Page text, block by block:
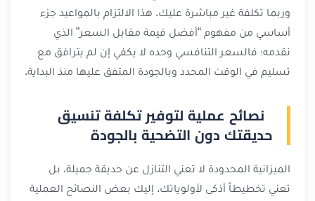
وربما تكلفة غير مباشرة عليك. هذا الالتزام بالمواعيد جزء
أساسي من مفهوم “أفضل قيمة مقابل السعر” الذي
نقدمه؛ فالسعر التنافسي وحده لا يكفي إن لم يترافق مع
تسليم في الوقت المحدد وبالجودة المتفق عليها منذ البداية.
نصائح عملية لتوفير تكلفة تنسيق
حديقتك دون التضحية بالجودة
الميزانية المحدودة لا تعني التنازل عن حديقة جميلة، بل
تعني تخطيطاً أذكى لأولوياتك. إليك بعض النصائح العملية